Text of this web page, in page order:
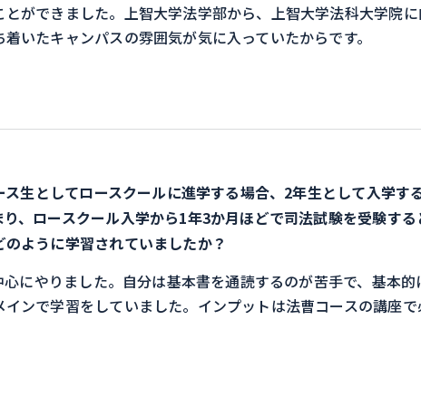
とができました。上智大学法学部から、上智大学法科大学院
着いたキャンパスの雰囲気が気に入っていたからです。
ス生としてロースクールに進学する場合、2年生として入学
り、ロースクール入学から1年3か月ほどで司法試験を受験す
のように学習されていましたか？
にやりました。自分は基本書を通読するのが苦手で、基本
インで学習をしていました。インプットは法曹コースの講座